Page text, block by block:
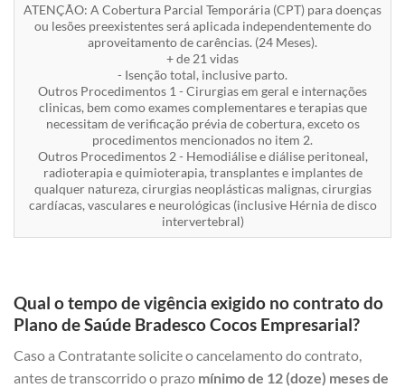
ATENÇÃO: A Cobertura Parcial Temporária (CPT) para doenças
ou lesões preexistentes será aplicada independentemente do
aproveitamento de carências. (24 Meses).
+ de 21 vidas
- Isenção total, inclusive parto.
Outros Procedimentos 1 - Cirurgias em geral e internações
clinicas, bem como exames complementares e terapias que
necessitam de verificação prévia de cobertura, exceto os
procedimentos mencionados no item 2.
Outros Procedimentos 2 - Hemodiálise e diálise peritoneal,
radioterapia e quimioterapia, transplantes e implantes de
qualquer natureza, cirurgias neoplásticas malignas, cirurgias
cardíacas, vasculares e neurológicas (inclusive Hérnia de disco
intervertebral)
Qual o tempo de vigência exigido no contrato do
Plano de Saúde Bradesco Cocos Empresarial?
Caso a Contratante solicite o cancelamento do contrato,
antes de transcorrido o prazo mínimo de 12 (doze) meses de